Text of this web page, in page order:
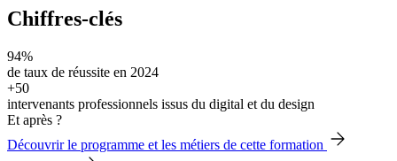
Chiffres-clés
94%
de taux de réussite en 2024
+50
intervenants professionnels issus du digital et du design
Et après ?
Découvrir le programme et les métiers de cette formation